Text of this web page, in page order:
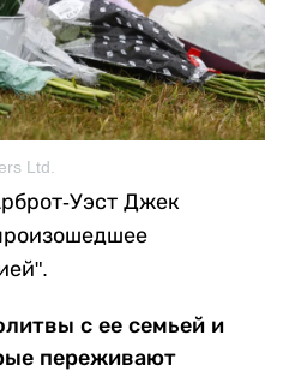
Ltd.
Уэст Джек
с ее семьей и
переживают